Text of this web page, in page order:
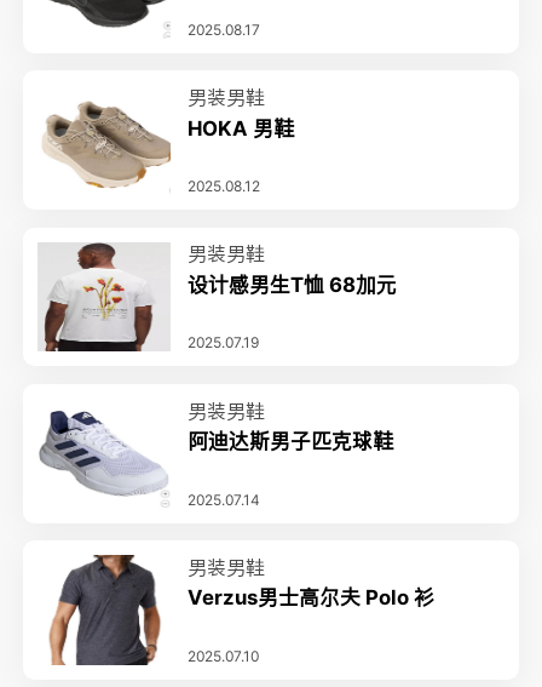
2025.08.17
男装男鞋
HOKA 男鞋
2025.08.12
男装男鞋
设计感男生T恤 68加元
2025.07.19
男装男鞋
阿迪达斯男子匹克球鞋
2025.07.14
男装男鞋
Verzus男士高尔夫 Polo 衫
2025.07.10